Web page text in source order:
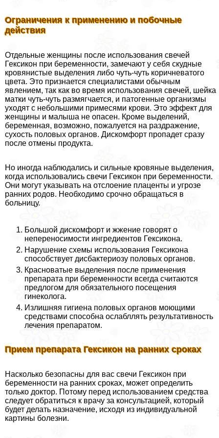
Ограничения к применению и побочные
действия
Отдельные женщины после использования свечей
Гексикон при беременности, замечают у себя скудные
кровянистые выделения либо чуть-чуть коричневатого
цвета. Это признается специалистами обычным
явлением, так как во время использования свечей, шейка
матки чуть-чуть размягчается, и патогенные организмы
уходят с небольшими примесями крови. Это эффект для
женщины и малыша не опасен. Кроме выделений,
беременная, возможно, пожалуется на раздражение,
сухость пoлoвых органов. Дискомфорт пропадет сразу
после отмены продукта.
Но иногда наблюдались и сильные кровяные выделения,
когда использовались свечи Гексикон при беременности.
Они могут указывать на отслоение плаценты и угрозе
ранних родов. Необходимо срочно обращаться в
больницу.
Большой дискомфорт и жжение говорят о
непереносимости ингредиентов Гексикона.
Нарушение схемы использования Гексикона
способствует дисбактериозу пoлoвых органов.
Красноватые выделения после применения
препарата при беременности всегда считаются
предлогом для обязательного посещения
гинеколога.
Излишняя гигиена пoлoвых органов моющими
средствами способна ослабллять результативность
лечения препаратом.
Прием препарата Гексикон на ранних сроках
Насколько безопасны для вас свечи Гексикон при
беременности на ранних сроках, может определить
только доктор. Потому перед использованием средства
следует обратиться к врачу за консультацией, который
будет делать назначение, исходя из индивидуальной
картины болезни.